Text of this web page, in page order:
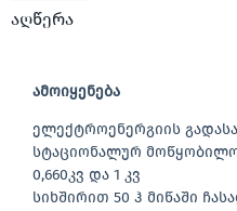
აღწერა
ამოიყენება
ელექტროენერგიის
სტაციონალურ
0,660კვ და 1 კვ
სიხშირით 50 ჰ მიწაში